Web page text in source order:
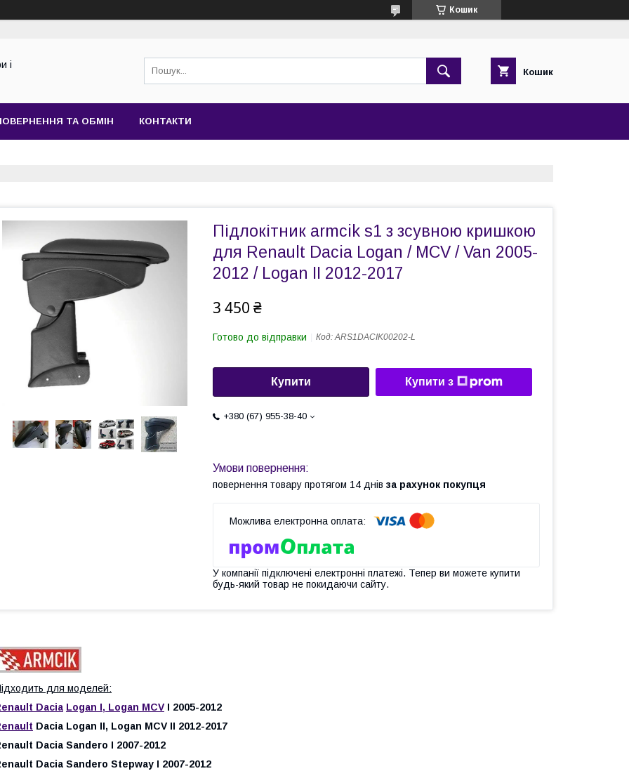
Кошик
і
Кошик
ТА ОБМІН КОНТАКТИ
Підлокітник armcik s1 з зсувною кришкою
для Renault Dacia Logan / MCV / Van 2005-
2012 / Logan II 2012-2017
3 450 ₴
Готово до відправки Код:ARS1DACIK00202-L
Купити Купити з
+380 (67) 955-38-40
повернення товару протягом 14 днів за рахунок покупця
У компанії підключені електронні платежі. Тепер ви можете купити
будь-який товар не покидаючи сайту.
для моделей:
Dacia Logan I, Logan MCV I 2005-2012
Dacia Logan II, Logan MCV II 2012-2017
Dacia Sandero I 2007-2012
Dacia Sandero Stepway I 2007-2012